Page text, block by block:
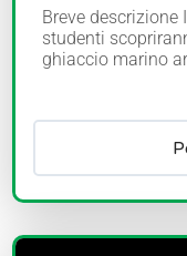
Breve descrizione
studenti
ghiaccio marino